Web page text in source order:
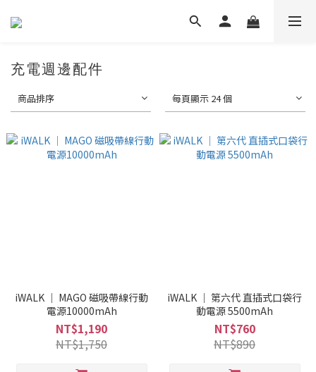
充電週邊配件
商品排序 每頁顯示 24 個
iWALK ｜ MAGO 磁吸帶線行動
電源10000mAh
NT$1,190
NT$1,750
iWALK ｜ 第六代 直插式口袋行
動電源 5500mAh
NT$760
NT$890